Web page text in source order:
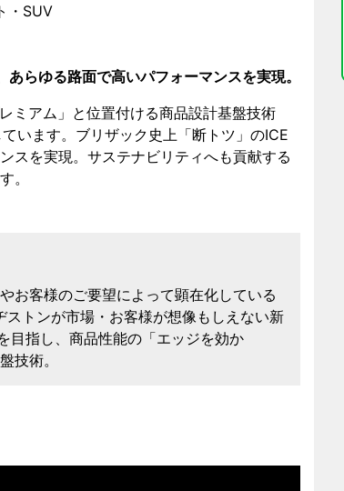
・SUV
らゆる路面で高いパフォーマンスを実現。
ミアム」と位置付ける商品設計基盤技術
います。ブリザック史上「断トツ」のICE
スを実現。サステナビリティへも貢献する
。
お客様のご要望によって顕在化している
トンが市場・お客様が想像もしえない新
目指し、商品性能の「エッジを効か
技術。